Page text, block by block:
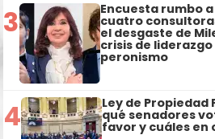
3 Encuesta rumbo a
cuatro
el desgaste de
crisis de liderazgo
peronismo
4 Ley de Propiedad
qué senadores
favor y cuáles en